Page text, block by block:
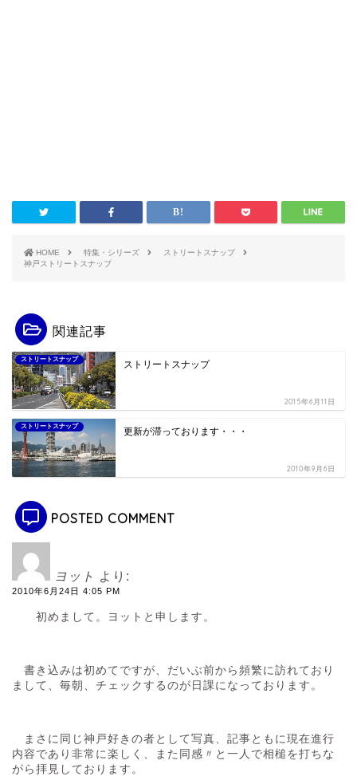
HOME 特集・シリーズ
ストリートスナップ
神戸ストリートスナップ
関連記事
ストリートスナップ ストリートスナップ
2015年6月11日
ストリートスナップ 更新が滞っております・・・
2010年9月6日
POSTED COMMENT
ヨット より:
2010年6月24日 4:05 PM
初めまして。ヨットと申します。
書き込みは初めてですが、だいぶ前から頻繁に訪れており
まして、毎朝、チェックするのが日課になっております。
まさに同じ神戸好きの者として写真、記事ともに現在進行
内容であり非常に楽しく、また同感〃と一人で相槌を打ちな
がら拝見しております。